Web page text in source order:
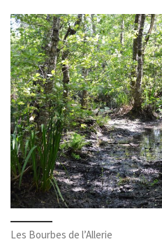
Les Bourbes de l’Allerie